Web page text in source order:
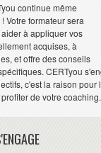
continue même
Votre formateur sera
à appliquer vos
acquises, à
et offre des conseils
CERTyou
c'est la raison pour
de votre coaching.